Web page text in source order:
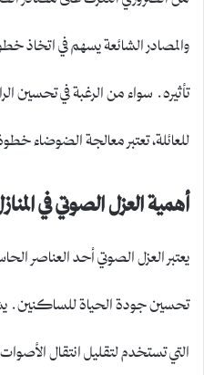
والمصادر الشائعة يسهم في اتخاذ
تأثيره. سواء من الرغبة في تحسين
للعائلة، تعتبر معالجة الضوضاء
أهمية العزل الصوتي في
يعتبر العزل الصوتي أحد العناصر
تحسين جودة الحياة للساكنين.
التي تستخدم لتقليل انتقال